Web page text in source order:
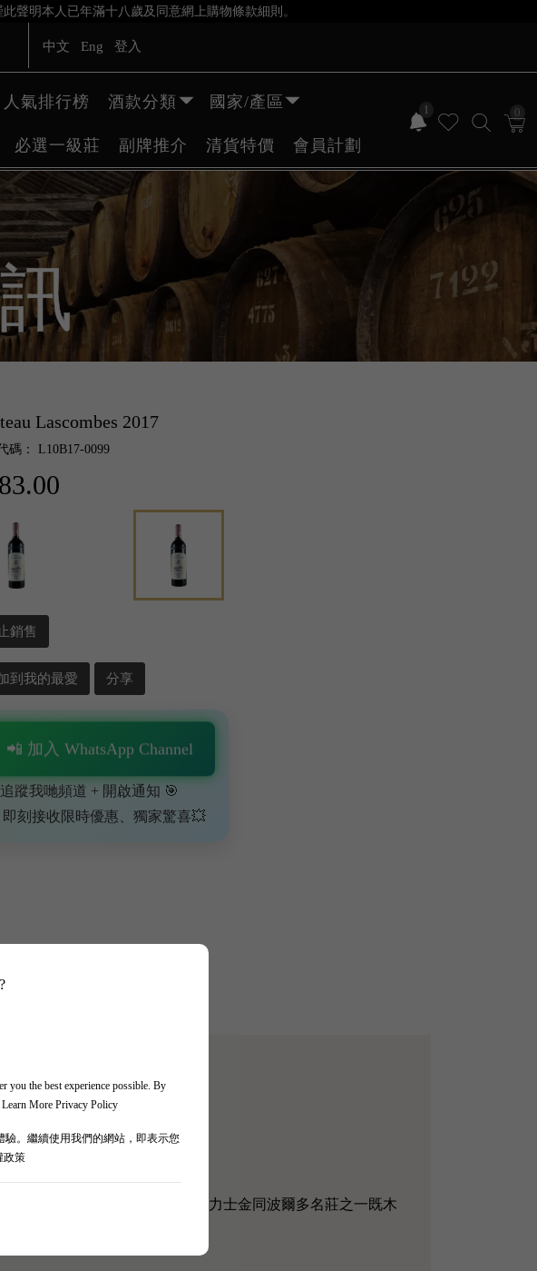
聲明本人已年滿十八歲及同意網上購物條款細則。
中文 Eng 登入
1 0
人氣排行榜 酒款分類 國家/產區
必選一級莊 副牌推介 清貨特價 會員計劃
you the best experience possible. By
Learn More Privacy Policy
驗。繼續使用我們的網站，即表示您
政策
Lascombes 2017
碼： L10B17-0099
銷售
到我的最愛 分享
📲 加入 WhatsApp Channel
追蹤我哋頻道 + 開啟通知 🎯
即刻接收限時優惠、獨家驚喜💥
Margaux只有數百米之隔，力士金同波爾多名莊之一既木